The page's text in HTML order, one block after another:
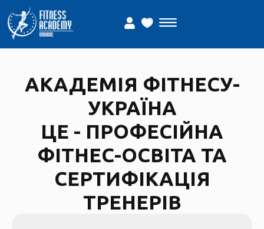
АКАДЕМІЯ ФІТНЕСУ-
УКРАЇНА
ЦЕ - ПРОФЕСІЙНА
ФІТНЕС-ОСВІТА ТА
СЕРТИФІКАЦІЯ
ТРЕНЕРІВ